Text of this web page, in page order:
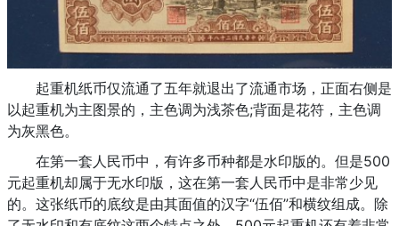
起重机纸币仅流通了五年就退出了流通市场，正面右侧是
以起重机为主图景的，主色调为浅茶色;背面是花符，主色调
为灰黑色。
在第一套人民币中，有许多币种都是水印版的。但是500
元起重机却属于无水印版，这在第一套人民币中是非常少见
的。这张纸币的底纹是由其面值的汉字“伍佰”和横纹组成。除